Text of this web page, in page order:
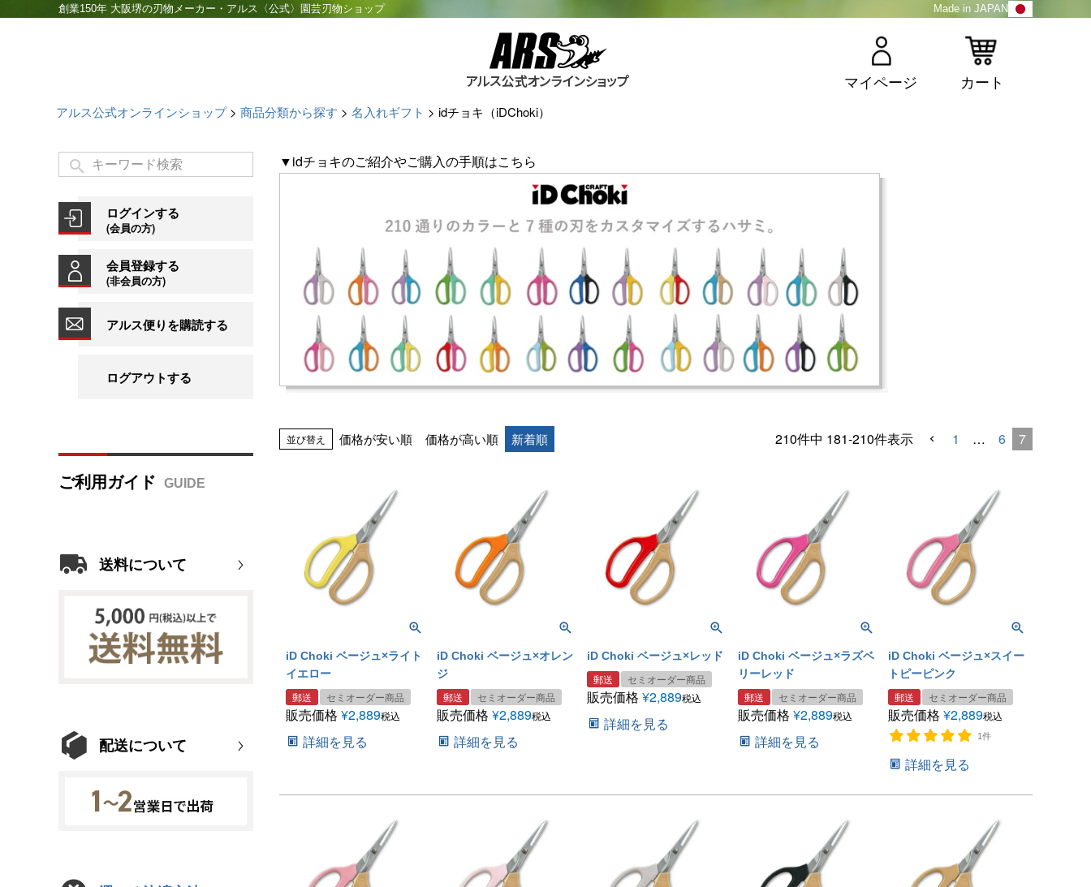
創業150年 大阪堺の刃物メーカー・アルス〈公式〉園芸刃物ショップ Made in JAPAN
マイページ カート
アルス公式オンラインショップ 商品分類から探す 名入れギフト idチョキ（iDChoki）
ログインする
(会員の方)
会員登録する
(非会員の方)
アルス便りを購読する
ログアウトする
ご利用ガイド
送料について
配送について
▼idチョキのご紹介やご購入の手順はこちら
並び替え 価格が安い順 価格が高い順 新着順 210件中 181-210件表示 1 … 6 7
iD Choki ベージュ×ライト
イエロー
郵送 セミオーダー商品
販売価格 ¥2,889税込
詳細を見る
iD Choki ベージュ×オレン
ジ
郵送 セミオーダー商品
販売価格 ¥2,889税込
詳細を見る
iD Choki ベージュ×レッド
郵送 セミオーダー商品
販売価格 ¥2,889税込
詳細を見る
iD Choki ベージュ×ラズベ
リーレッド
郵送 セミオーダー商品
販売価格 ¥2,889税込
詳細を見る
iD Choki ベージュ×スイー
トピーピンク
郵送 セミオーダー商品
販売価格 ¥2,889税込
1件
詳細を見る